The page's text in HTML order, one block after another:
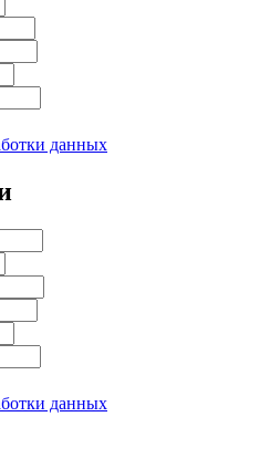
данных
данных